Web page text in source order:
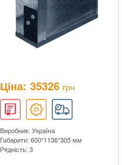
Ціна: 35326 грн
Виробник: Україна
Габарити: 600*1136*305 мм
Рядність: 3